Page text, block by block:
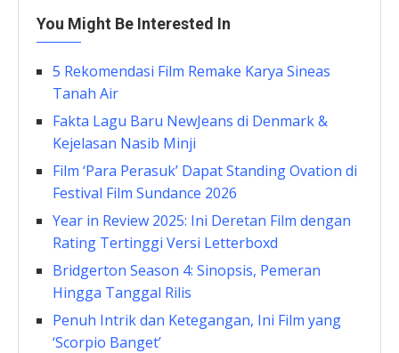
You Might Be Interested In
5 Rekomendasi Film Remake Karya Sineas
Tanah Air
Fakta Lagu Baru NewJeans di Denmark &
Kejelasan Nasib Minji
Film ‘Para Perasuk’ Dapat Standing Ovation di
Festival Film Sundance 2026
Year in Review 2025: Ini Deretan Film dengan
Rating Tertinggi Versi Letterboxd
Bridgerton Season 4: Sinopsis, Pemeran
Hingga Tanggal Rilis
Penuh Intrik dan Ketegangan, Ini Film yang
‘Scorpio Banget’